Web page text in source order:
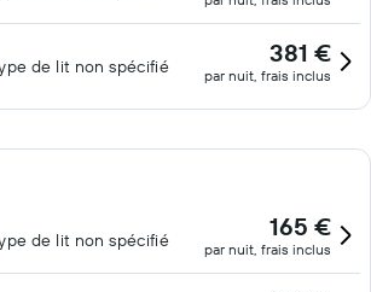
de lit non spécifié 381 €
par nuit, frais inclus
de lit non spécifié 165 €
par nuit, frais inclus